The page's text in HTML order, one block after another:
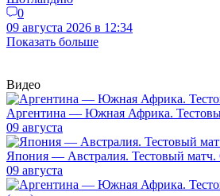
0
09 августа 2026 в 12:34
Показать больше
Видео
Аргентина — Южная Африка.
09 августа
Япония — Австралия. Тестовый матч.
09 августа